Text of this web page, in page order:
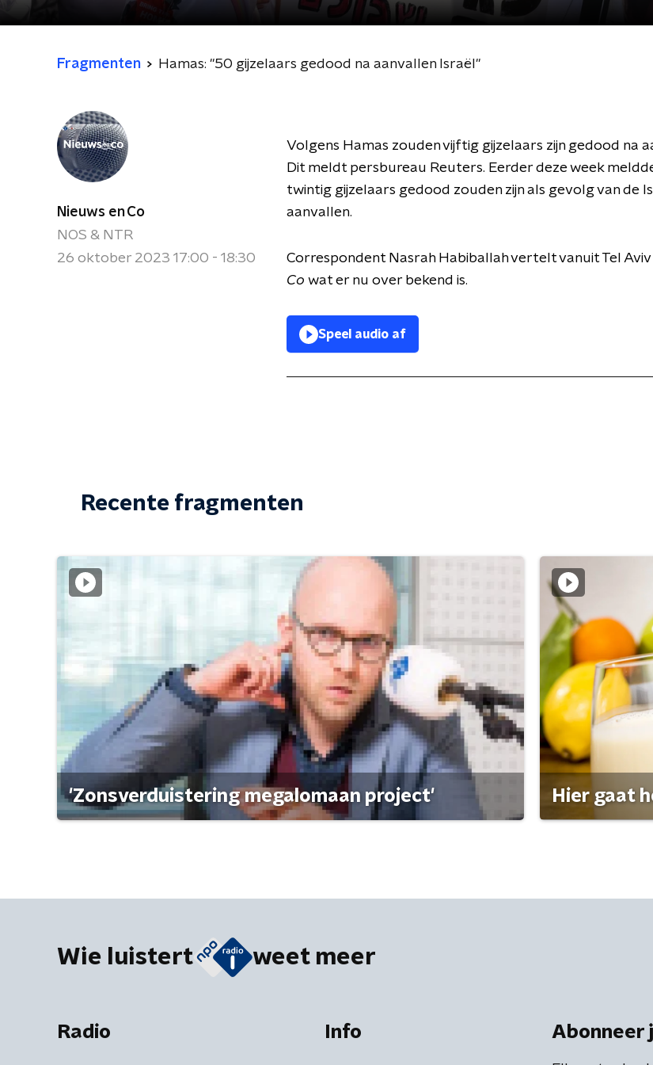
Fragmenten Hamas: "50 gijzelaars gedood na aanvallen Israël"
Nieuws en Co
NOS & NTR
26 oktober 2023 17:00 - 18:30
Volgens Hamas zouden vijftig gijzelaars zijn gedood na
Dit meldt persbureau Reuters. Eerder deze week
twintig gijzelaars gedood zouden zijn als gevolg van de
aanvallen.
Correspondent Nasrah Habiballah vertelt vanuit Tel Aviv
Co wat er nu over bekend is.
Speel audio af
Recente fragmenten
'Zonsverduistering megalomaan project' Hier gaat
Wie luistert weet meer
Radio Info Abonneer